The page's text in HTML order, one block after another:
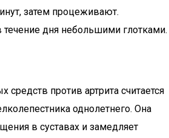
затем процеживают.
дня небольшими глотками.
против артрита считается
однолетнего. Она
в суставах и замедляет